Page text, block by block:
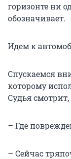
горизонте ни
обозначивает.
Идем к
Спускаемся
которому
Судья
– Где
– Сейчас